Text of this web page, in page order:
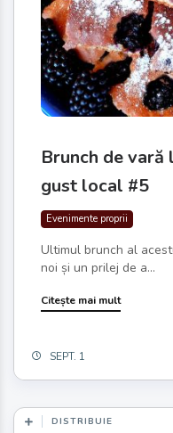
Brunch de vară
gust local #5
Evenimente proprii
Ultimul brunch al
noi și un prilej de a...
Citește mai mult
SEPT. 1
DISTRIBUIE